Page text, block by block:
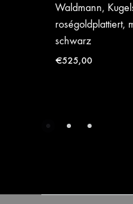
Waldmann,
roségoldplattiert,
schwarz
€525,00